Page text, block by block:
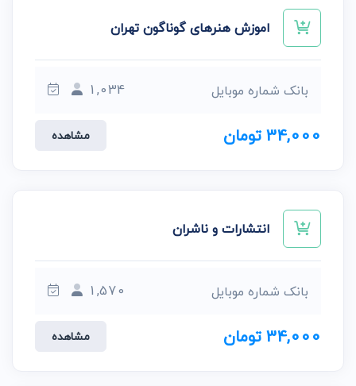
اموزش هنرهای گوناگون تهران
بانک شماره موبایل 1,034
34,000 تومان مشاهده
انتشارات و ناشران
بانک شماره موبایل 1,570
34,000 تومان مشاهده